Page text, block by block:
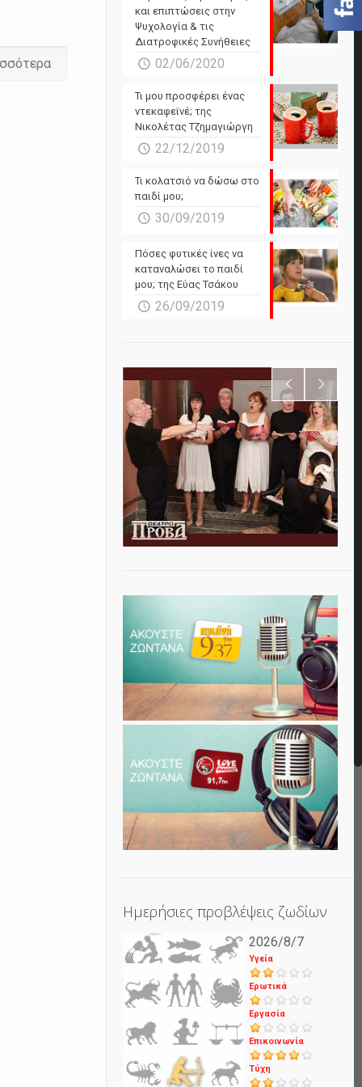
και επιπτώσεις στην
Ψυχολογία & τις
Διατροφικές Συνήθειες
02/06/2020
Τι μου προσφέρει ένας
ντεκαφεϊνέ; της
Νικολέτας Τζημαγιώργη
22/12/2019
Τι κολατσιό να δώσω στο
παιδί μου;
30/09/2019
Πόσες φυτικές ίνες να
καταναλώσει το παιδί
μου; της Εύας Τσάκου
26/09/2019
Ημερήσιες προβλέψεις ζωδίων
2026/8/7
Υγεία
Ερωτικά
Εργασία
Επικοινωνία
Τύχη